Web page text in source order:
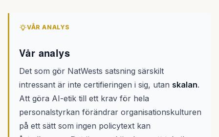
VÅR ANALYS
Vår analys
Det som gör NatWests satsning särskilt
intressant är inte certifieringen i sig, utan skalan.
Att göra AI-etik till ett krav för hela
personalstyrkan förändrar organisationskulturen
på ett sätt som ingen policytext kan